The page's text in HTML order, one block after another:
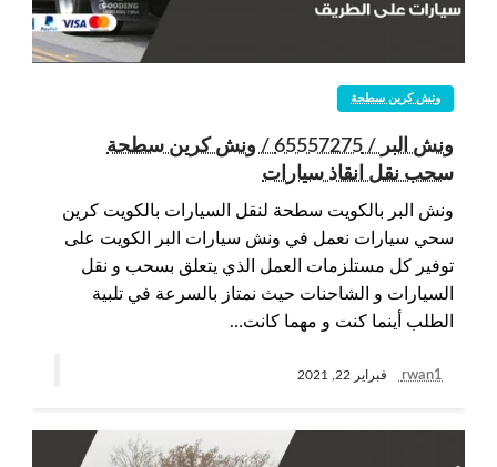
ونش كرين سطحة
ونش البر / 65557275 / ونش كرين سطحة
سحب نقل انقاذ سيارات
ونش البر بالكويت سطحة لنقل السيارات بالكويت كرين
سحي سيارات نعمل في ونش سيارات البر الكويت على
توفير كل مستلزمات العمل الذي يتعلق بسحب و نقل
السيارات و الشاحنات حيث نمتاز بالسرعة في تلبية
الطلب أينما كنت و مهما كانت…
rwan1 فبراير 22, 2021